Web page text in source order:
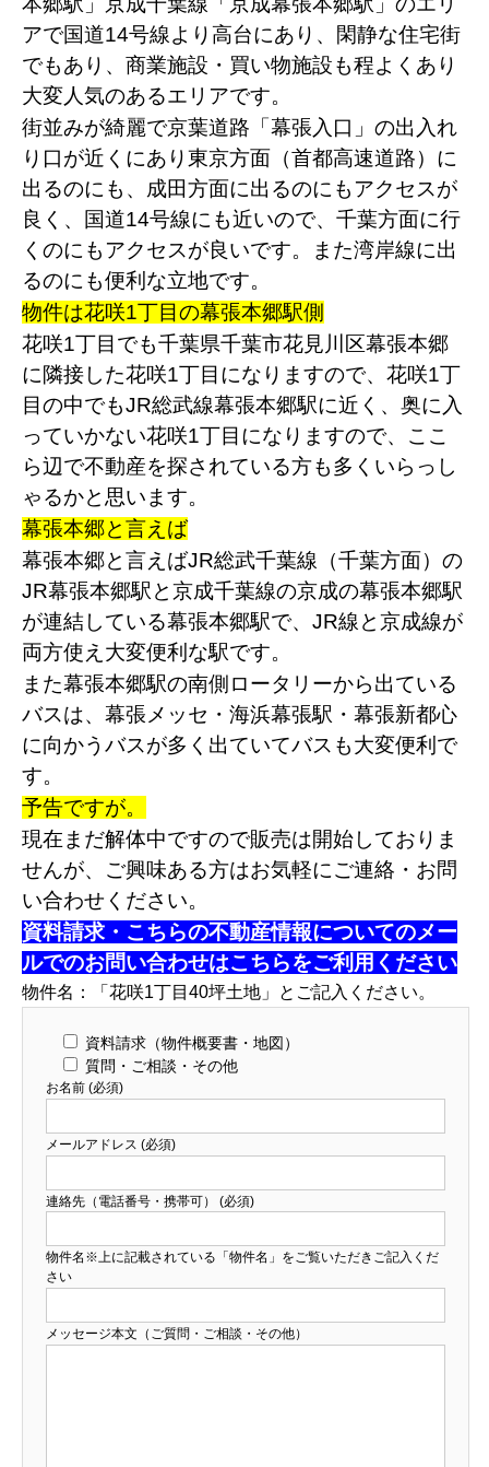
アで国道14号線より高台にあり、閑静な住宅街
でもあり、商業施設・買い物施設も程よくあり
大変人気のあるエリアです。
街並みが綺麗で京葉道路「幕張入口」の出入れ
り口が近くにあり東京方面（首都高速道路）に
出るのにも、成田方面に出るのにもアクセスが
良く、国道14号線にも近いので、千葉方面に行
くのにもアクセスが良いです。また湾岸線に出
るのにも便利な立地です。
物件は花咲1丁目の幕張本郷駅側
花咲1丁目でも千葉県千葉市花見川区幕張本郷
に隣接した花咲1丁目になりますので、花咲1丁
目の中でもJR総武線幕張本郷駅に近く、奥に入
っていかない花咲1丁目になりますので、ここ
ら辺で不動産を探されている方も多くいらっし
ゃるかと思います。
幕張本郷と言えば
幕張本郷と言えばJR総武千葉線（千葉方面）の
JR幕張本郷駅と京成千葉線の京成の幕張本郷駅
が連結している幕張本郷駅で、JR線と京成線が
両方使え大変便利な駅です。
また幕張本郷駅の南側ロータリーから出ている
バスは、幕張メッセ・海浜幕張駅・幕張新都心
に向かうバスが多く出ていてバスも大変便利で
す。
予告ですが。
現在まだ解体中ですので販売は開始しておりま
せんが、ご興味ある方はお気軽にご連絡・お問
い合わせください。
資料請求・こちらの不動産情報についてのメー
ルでのお問い合わせはこちらをご利用ください
物件名：「花咲1丁目40坪土地」とご記入ください。
資料請求（物件概要書・地図）
質問・ご相談・その他
お名前 (必須)
メールアドレス (必須)
連絡先（電話番号・携帯可） (必須)
物件名※上に記載されている「物件名」をご覧いただきご記入くだ
さい
メッセージ本文（ご質問・ご相談・その他）